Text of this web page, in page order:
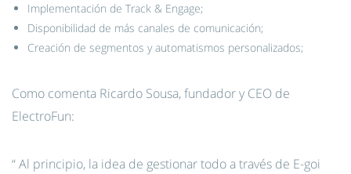
Implementación de Track & Engage;
Disponibilidad de más canales de comunicación;
Creación de segmentos y automatismos personalizados;
Como comenta Ricardo Sousa, fundador y CEO de
ElectroFun:
“ Al principio, la idea de gestionar todo a través de E-goi